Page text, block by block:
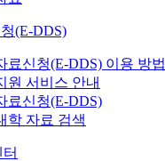
(E-DDS)
료신청(E-DDS) 이용 방법
원 서비스 안내
료신청(E-DDS)
학 자료 검색